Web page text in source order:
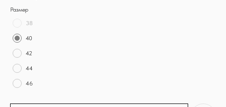
Размер
38
40
42
44
46